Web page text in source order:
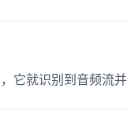
它就识别到音频流并